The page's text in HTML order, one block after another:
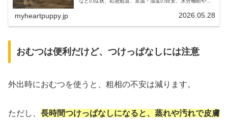
myheartpuppy.jp 2026.05.28
おむつは便利だけど、つけっぱなしには注意
外出時におむつを使うと、粗相の不安は減ります。
ただし、 長時間つけっぱなしになると、蒸れや汚れで皮膚